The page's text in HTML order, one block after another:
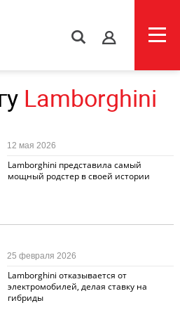
s
Lamborghini
Lamborghini представила самый
мощный родстер в своей истории
12 мая 2026
Lamborghini отказывается от
электромобилей, делая ставку на
гибриды
25 февраля 2026